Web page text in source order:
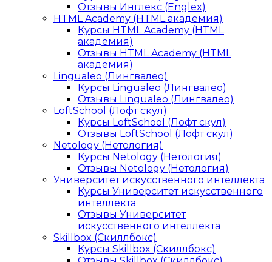
Отзывы Инглекс (Englex)
HTML Academy (HTML академия)
Курсы HTML Academy (HTML
академия)
Отзывы HTML Academy (HTML
академия)
Lingualeo (Лингвалео)
Курсы Lingualeo (Лингвалео)
Отзывы Lingualeo (Лингвалео)
LoftSchool (Лофт скул)
Курсы LoftSchool (Лофт скул)
Отзывы LoftSchool (Лофт скул)
Netology (Нетология)
Курсы Netology (Нетология)
Отзывы Netology (Нетология)
Университет искусственного интеллекта
Курсы Университет искусственного
интеллекта
Отзывы Университет
искусственного интеллекта
Skillbox (Скиллбокс)
Курсы Skillbox (Скиллбокс)